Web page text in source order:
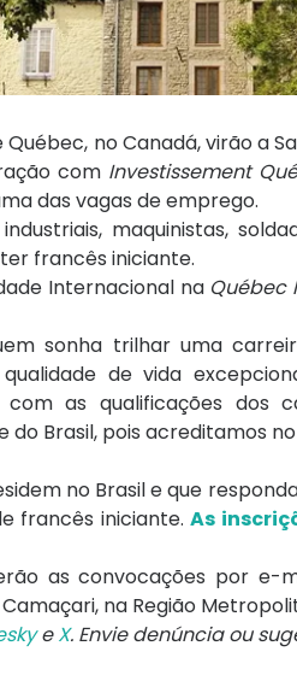
no Canadá, virão a
com Investissement
das vagas de emprego.
maquinistas,
francês iniciante.
Internacional na Québec
sonha trilhar uma
de vida
com as qualificações dos
Brasil, pois acreditamos
no Brasil e que
francês iniciante.As
as convocações por
na Região
eX. Envie denúncia ou